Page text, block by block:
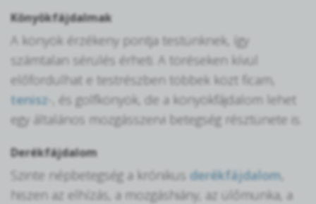
Könyökfájdalmak
A könyök érzékeny pontja testünknek, így
számtalan sérülés érheti. A töréseken kívül
előfordulhat e testrészben többek közt ficam,
tenisz -, és golfkönyök, de a könyökfájdalom lehet
egy általános mozgásszervi betegség résztünete is.
Derékfájdalom
Szinte népbetegség a krónikus derékfájdalom
hiszen az elhízás, a mozgáshiány, az ülőmunka, a